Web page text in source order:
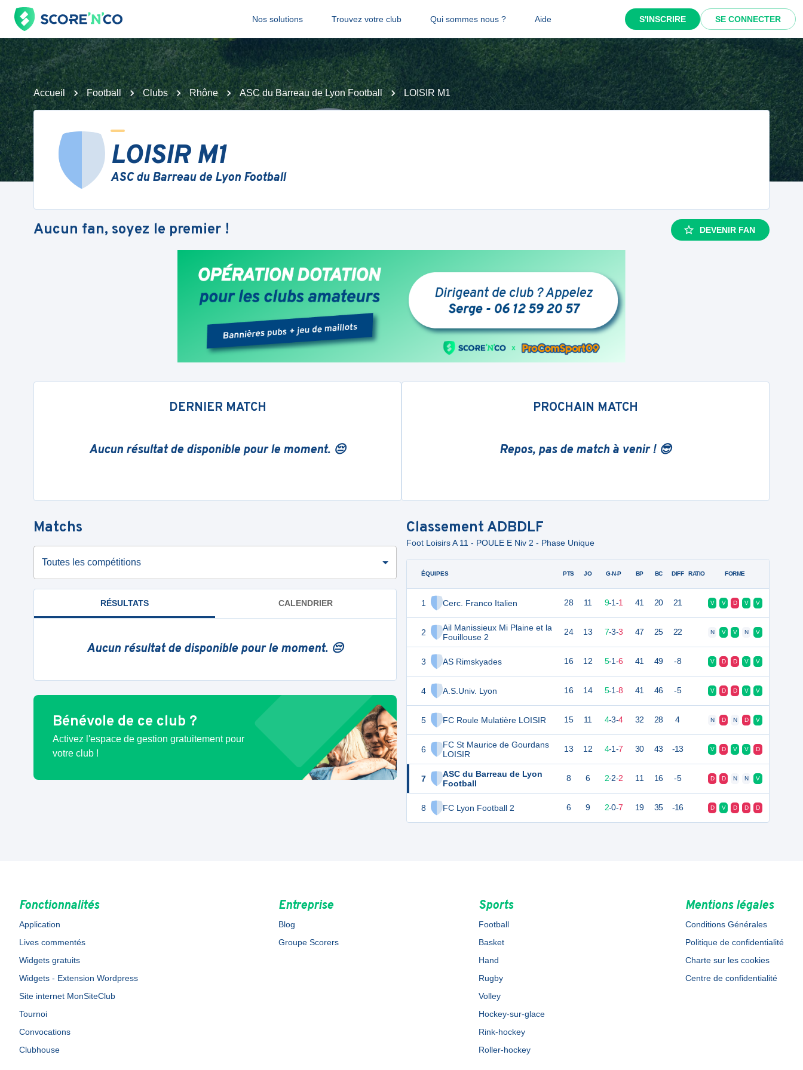
Nos solutions Trouvez votre club Qui sommes nous ? Aide S'INSCRIRE SE CONNECTER
Accueil Football Clubs Rhône ASC du Barreau de Lyon Football LOISIR M1
LOISIR M1
ASC du Barreau de Lyon Football
Aucun fan, soyez le premier ! DEVENIR FAN
DERNIER MATCH
Aucun résultat de disponible pour le moment. 😔
PROCHAIN MATCH
Repos, pas de match à venir ! 😎
Matchs
Toutes les compétitions
RÉSULTATS CALENDRIER
Aucun résultat de disponible pour le moment. 😔
Bénévole de ce club ?
Activez l'espace de gestion gratuitement pour
votre club !
Classement ADBDLF
Foot Loisirs A 11 - POULE E Niv 2 - Phase Unique
ÉQUIPES
1 Cerc. Franco Italien
2
Ail Manissieux Mi Plaine et la
Fouillouse 2
3 AS Rimskyades
4 A.S.Univ. Lyon
5 FC Roule Mulatière LOISIR
6
FC St Maurice de Gourdans
LOISIR
7
ASC du Barreau de Lyon
Football
8 FC Lyon Football 2
PTS JO G-N-P BP BC DIFF RATIO FORME
28 11 9-1 -1 41 20 21 V V D V V
24 13 7-3-3 47 25 22 N V V N V
16 12 5-1 -6 41 49 -8 V D D V V
16 14 5-1 -8 41 46 -5 V D D V V
15 11 4-3-4 32 28 4 N D N D V
13 12 4-1 -7 30 43 -13 V D V V D
8 6 2-2-2 11 16 -5 D D N N V
6 9 2-0-7 19 35 -16 D V D D D
Fonctionnalités
Application
Lives commentés
Widgets gratuits
Widgets - Extension Wordpress
Site internet MonSiteClub
Tournoi
Convocations
Clubhouse
Entreprise
Blog
Groupe Scorers
Sports
Football
Basket
Hand
Rugby
Volley
Hockey-sur-glace
Rink-hockey
Roller-hockey
Mentions légales
Conditions Générales
Politique de confidentialité
Charte sur les cookies
Centre de confidentialité